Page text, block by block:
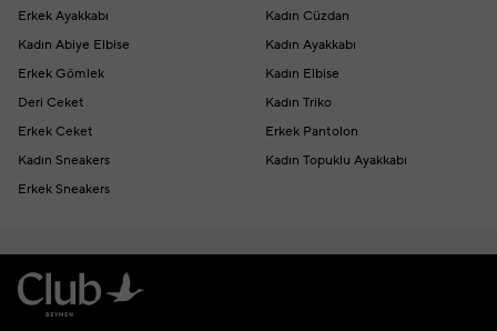
Erkek Ayakkabı
Kadın Cüzdan
Kadın Abiye Elbise
Kadın Ayakkabı
Erkek Gömlek
Kadın Elbise
Deri Ceket
Kadın Triko
Erkek Ceket
Erkek Pantolon
Kadın Sneakers
Kadın Topuklu Ayakkabı
Erkek Sneakers